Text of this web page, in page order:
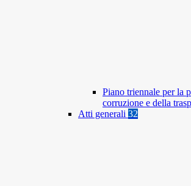
Piano triennale per la
corruzione e della
Atti generali 32